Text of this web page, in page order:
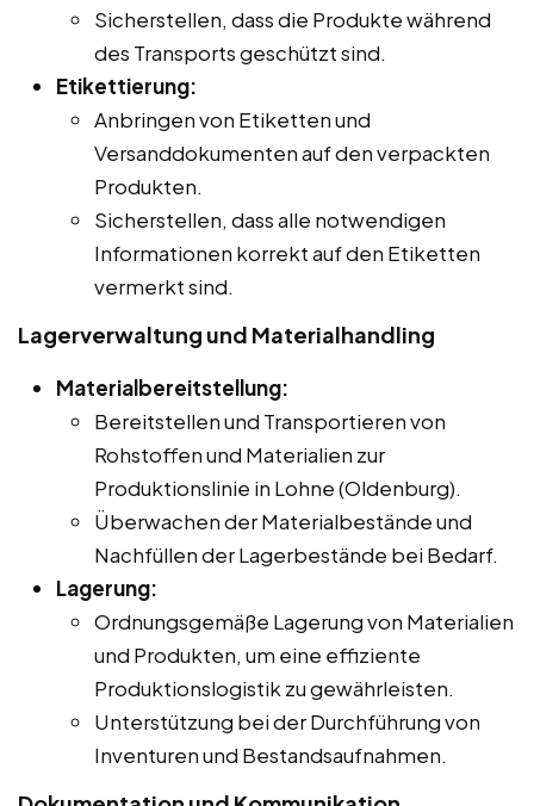
Sicherstellen, dass die Produkte während
des Transports geschützt sind.
Etikettierung:
Anbringen von Etiketten und
Versanddokumenten auf den verpackten
Produkten.
Sicherstellen, dass alle notwendigen
Informationen korrekt auf den Etiketten
vermerkt sind.
Lagerverwaltung und Materialhandling
Materialbereitstellung:
Bereitstellen und Transportieren von
Rohstoffen und Materialien zur
Produktionslinie in Lohne (Oldenburg).
Überwachen der Materialbestände und
Nachfüllen der Lagerbestände bei Bedarf.
Lagerung:
Ordnungsgemäße Lagerung von Materialien
und Produkten, um eine effiziente
Produktionslogistik zu gewährleisten.
Unterstützung bei der Durchführung von
Inventuren und Bestandsaufnahmen.